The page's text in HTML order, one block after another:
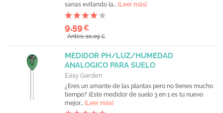
sanas evitando la... [Leer más]
9,59€
Antes: 10,09€
MEDIDOR PH/LUZ/HUMEDAD
ANALOGICO PARA SUELO
Easy Garden
¿Eres un amante de las plantas pero no tienes mucho
tiempo? ¡Este medidor de suelo 3 en 1 es tu nuevo
mejor... [Leer más]